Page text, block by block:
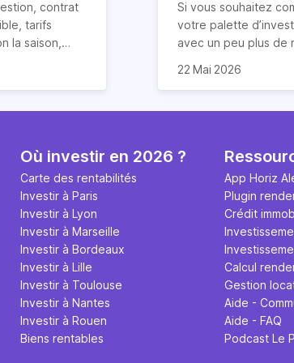
contrat
tarifs
la saison,
la
votre bien
dans ce
sur Airbnb
facteurs :
frais
qualité de
dans cet
Si vous souhaitez
votre palette
avec un peu plus de
dans l’immobilier ou
Durée) peut être
de la location
condition de
compte quelques
et surtout, à
pas tout miser
nous y reviendrons.
4 conseils précieux
réussir votre
location Airbnb !
22 Mai 2026
Où investir en 2026 ?
Carte des rentabilités
Investir à Paris
Investir à Lyon
Investir à Marseille
Investir à Bordeaux
Investir à Lille
Investir à Toulouse
Investir à Nantes
Investir à Rouen
Biens rentables
App Horiz
Plugin
Crédit
Calcul
Gestion
Aide -
Aide - FAQ
Podcast Le